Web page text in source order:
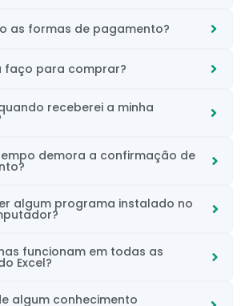
as formas de pagamento?
faço para comprar?
receberei a minha
demora a confirmação de
algum programa instalado no
funcionam em todas as
Excel?
algum conhecimento